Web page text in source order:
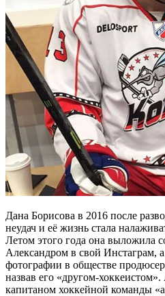
Дана Борисова в 2016 после
неудач и её жизнь стала
Летом этого года она выложила
Александром в свой Инстаграм,
фотографии в обществе
назвав его «другом-
капитаном хоккейной команды